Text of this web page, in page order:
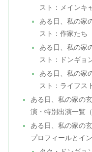
スト：メインキ
ある日、私の家
スト：作家たち
ある日、私の家
スト：ドンギョ
ある日、私の家
スト：ライフス
ある日、私の家の
演・特別出演一覧
ある日、私の家の
プロフィールとイ